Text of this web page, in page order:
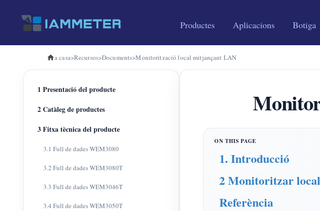
Productes Aplicacions Botiga
a casa>Recursos>Documents>Monitorització local mitjançant LAN
1 Presentació del producte
2 Catàleg de productes
3 Fitxa tècnica del producte
3.1 Full de dades WEM3080
3.2 Full de dades WEM3080T
3.3 Full de dades WEM3046T
3.4 Full de dades WEM3050T
1. Introducció
2 Monitoritzar
Referència